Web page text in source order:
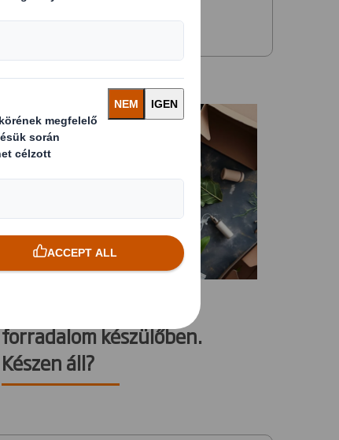
2024-06-14
forradalom készülőben.
Készen áll?